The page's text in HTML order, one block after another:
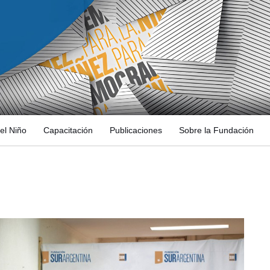
Niño Capacitación Publicaciones Sobre la Fundación